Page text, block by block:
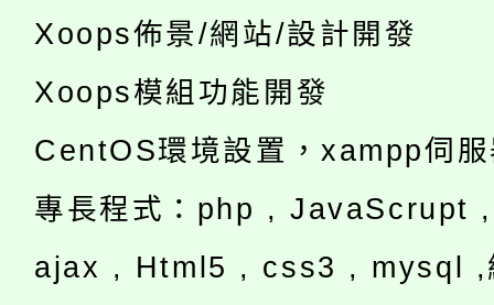
Xoops佈景/網站/設計開發
Xoops模組功能開發
CentOS環境設置，xampp伺
專長程式：php , JavaScrupt
ajax , Html5 , css3 , mysql ,